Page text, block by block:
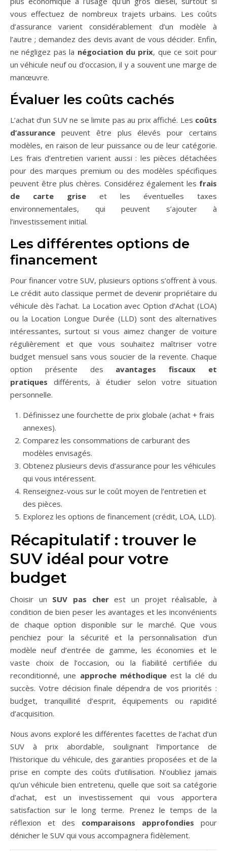
vous effectuez de nombreux trajets urbains. Les coûts
d’assurance varient considérablement d’un modèle à
l’autre ; demandez des devis avant de vous décider. Enfin,
ne négligez pas la négociation du prix, que ce soit pour
un véhicule neuf ou d’occasion, il y a souvent une marge de
manœuvre.
Évaluer les coûts cachés
L’achat d’un SUV ne se limite pas au prix affiché. Les coûts
d’assurance peuvent être plus élevés pour certains
modèles, en raison de leur puissance ou de leur catégorie.
Les frais d’entretien varient aussi : les pièces détachées
pour des marques premium ou des modèles spécifiques
peuvent être plus chères. Considérez également les frais
de carte grise et les éventuelles taxes
environnementales, qui peuvent s’ajouter à
l’investissement initial.
Les différentes options de
financement
Pour financer votre SUV, plusieurs options s’offrent à vous.
Le crédit auto classique permet de devenir propriétaire du
véhicule dès l’achat. La Location avec Option d’Achat (LOA)
ou la Location Longue Durée (LLD) sont des alternatives
intéressantes, surtout si vous aimez changer de voiture
régulièrement et que vous souhaitez maîtriser votre
budget mensuel sans vous soucier de la revente. Chaque
option présente des avantages fiscaux et
pratiques différents, à étudier selon votre situation
personnelle.
Définissez une fourchette de prix globale (achat + frais
annexes).
Comparez les consommations de carburant des
modèles envisagés.
Obtenez plusieurs devis d’assurance pour les véhicules
qui vous intéressent.
Renseignez-vous sur le coût moyen de l’entretien et
des pièces.
Explorez les options de financement (crédit, LOA, LLD).
Récapitulatif : trouver le
SUV idéal pour votre
budget
Choisir un SUV pas cherest un projet réalisable, à
condition de bien peser les avantages et les inconvénients
de chaque option disponible sur le marché. Que vous
penchiez pour la sécurité et la personnalisation d’un
modèle neuf d’entrée de gamme, les économies et le
vaste choix de l’occasion, ou la fiabilité certifiée du
reconditionné, une approche méthodiqueest la clé du
succès. Votre décision finale dépendra de vos priorités :
budget, tranquillité d’esprit, équipements ou rapidité
d’acquisition.
Nous avons exploré les différentes facettes de l’achat d’un
SUV à prix abordable, soulignant l’importance de
l’historique du véhicule, des garanties proposées et de la
prise en compte des coûts d’utilisation. N’oubliez jamais
qu’un véhicule bien entretenu, quelle que soit sa catégorie
d’achat, est un investissement qui vous apportera
satisfaction sur le long terme. Prenez le temps de la
réflexion et des comparaisons approfondies pour
dénicher le SUV qui vous accompagnera fidèlement.